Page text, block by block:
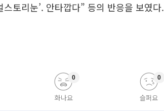
스토리눈’. 안타깝다” 등의 반응을 보였다.
화나요
0
슬퍼요
0